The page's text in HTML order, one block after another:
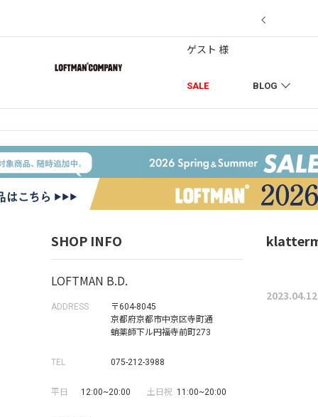
SALE BLOG
ゲスト 様
SHOP INFO
LOFTMAN B.D.
ADDRESS
〒604-8045
京都府京都市中京区寺町通
蛸薬師下ル円福寺前町273
TEL 075-212-3988
平日 12:00~20:00 土日祝 11:00~20:00
2023.04.12